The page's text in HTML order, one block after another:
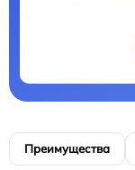
Преимущества